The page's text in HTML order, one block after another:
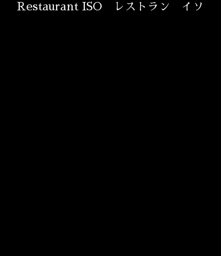
Restaurant ISO レストラン イソ